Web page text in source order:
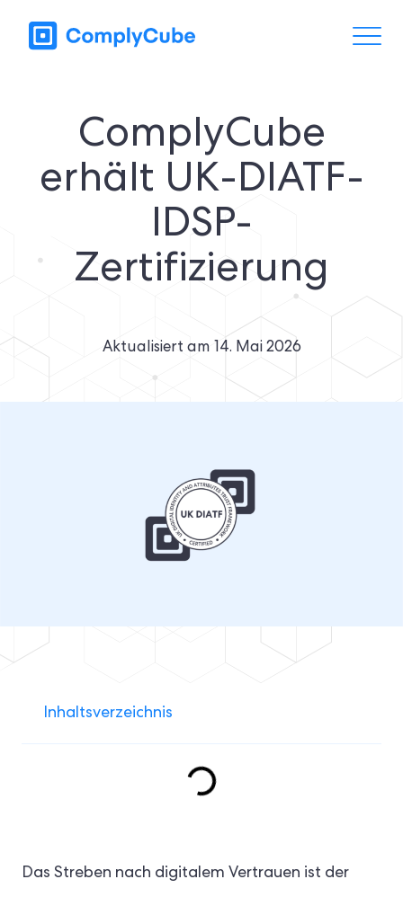
ComplyCube
erhält UK-DIATF-
IDSP-
Zertifizierung
Aktualisiert am 14. Mai 2026
Das Streben nach digitalem Vertrauen ist der
Inhaltsverzeichnis